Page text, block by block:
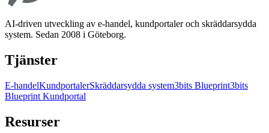
AI-driven utveckling av e-handel, kundportaler och skräddarsydda
system. Sedan 2008 i Göteborg.
Tjänster
E-handelKundportalerSkräddarsydda system3bits Blueprint3bits
Blueprint Kundportal
Resurser